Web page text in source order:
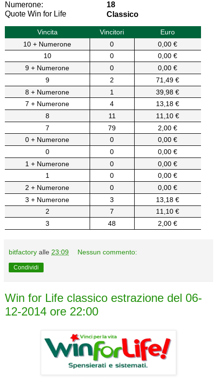
Numerone:
18
Quote Win for Life
Classico
Vincita Vincitori
Euro
10 + Numerone
0
0,00 €
10
0
0,00 €
9 + Numerone
0
0,00 €
9
2
71,49 €
8 + Numerone
1
39,98 €
7 + Numerone
4
13,18 €
8
11
11,10 €
7
79
2,00 €
0 + Numerone
0
0,00 €
0
0
0,00 €
1 + Numerone
0
0,00 €
1
0
0,00 €
2 + Numerone
0
0,00 €
3 + Numerone
3
13,18 €
2
7
11,10 €
3
48 2,00 €
bitfactory alle 23:09 Nessun commento:
Condividi
Win for Life classico estrazione del 06-
12-2014 ore 22:00